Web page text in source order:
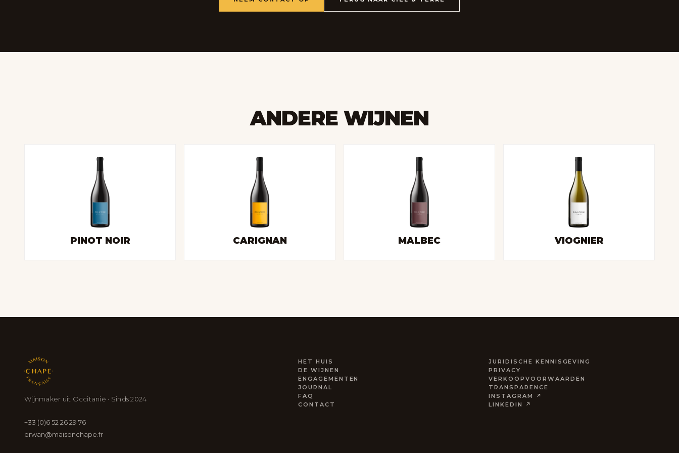
ANDERE WIJNEN
PINOT NOIR CARIGNAN MALBEC VIOGNIER
Wijnmaker uit Occitanië · Sinds 2024
+33 (0)6 52 26 29 76
erwan@maisonchape.fr
HET HUIS
DE WIJNEN
ENGAGEMENTEN
JOURNAL
FAQ
CONTACT
JURIDISCHE KENNISGEVING
PRIVACY
VERKOOPVOORWAARDEN
TRANSPARENCE
INSTAGRAM ↗
LINKEDIN ↗